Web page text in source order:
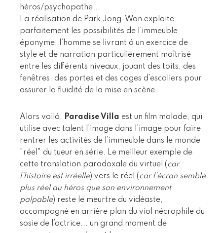
héros/psychopathe...
La réalisation de Park Jong-Won exploite
parfaitement les possibilités de l’immeuble
éponyme, l’homme se livrant à un exercice de
style et de narration particulièrement maîtrisé
entre les différents niveaux, jouant des toits, des
fenêtres, des portes et des cages d’escaliers pour
assurer la fluidité de la mise en scène.
Alors voilà, Paradise Villa est un film malade, qui
utilise avec talent l’image dans l’image pour faire
rentrer les activités de l’immeuble dans le monde
"réel" du tueur en série. Le meilleur exemple de
cette translation paradoxale du virtuel (car
l’histoire est irréelle) vers le réel (car l’écran semble
plus réel au héros que son environnement
palpable) reste le meurtre du vidéaste,
accompagné en arrière plan du viol nécrophile du
sosie de l’actrice... un grand moment de